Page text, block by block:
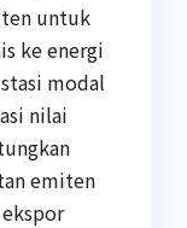
untuk
ke energi
modal
nilai
emiten